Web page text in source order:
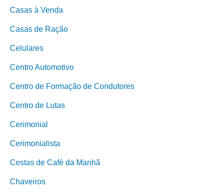
Casas à Venda
Casas de Ração
Celulares
Centro Automotivo
Centro de Formação de Condutores
Centro de Lutas
Cerimonial
Cerimonialista
Cestas de Café da Manhã
Chaveiros